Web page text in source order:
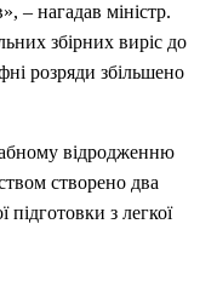
– нагадав міністр.
збірних виріс до
розряди збільшено
відродженню
створено два
з легкої